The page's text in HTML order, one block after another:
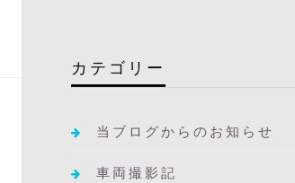
カテゴリー
当ブログからのお知らせ
車両撮影記